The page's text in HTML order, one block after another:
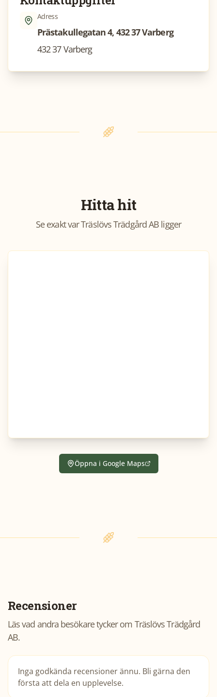
Adress
Prästakullegatan 4, 432 37 Varberg
432 37 Varberg
Hitta hit
Se exakt varTräslövs Trädgård AB ligger
Öppna i Google Maps
Recensioner
Läs vad andra besökare tycker om Träslövs Trädgård
AB.
Inga godkända recensioner ännu. Bli gärna den
första att dela en upplevelse.